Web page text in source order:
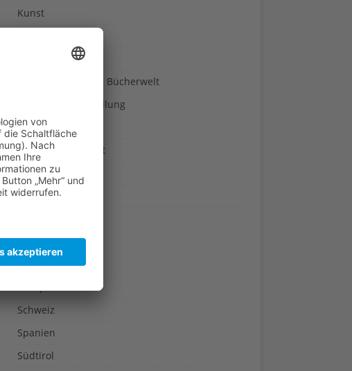
Kunst
Litera-Türen in die Bücherwelt
Museum & Ausstellung
Nutzpflanzen
Ökologie & Umwelt
Österreich
Permakultur
Produkte-Tests
Reisetipps
Schweiz
Spanien
Südtirol